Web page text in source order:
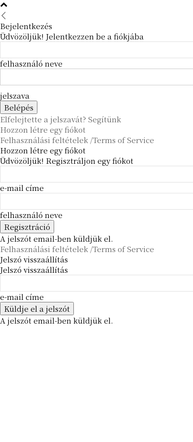
Bejelentkezés
Üdvözöljük! Jelentkezzen be a fiókjába
felhasználó neve
jelszava
Elfelejtette a jelszavát? Segítünk
Hozzon létre egy fiókot
Felhasználási feltételek /Terms of Service
Hozzon létre egy fiókot
Üdvözöljük! Regisztráljon egy fiókot
e-mail címe
felhasználó neve
A jelszót email-ben küldjük el.
Felhasználási feltételek /Terms of Service
Jelszó visszaállítás
Jelszó visszaállítás
e-mail címe
A jelszót email-ben küldjük el.